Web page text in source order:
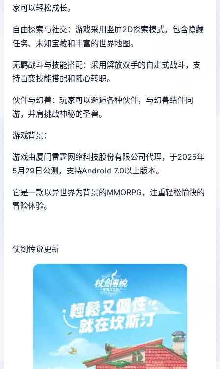
家可以轻松成长。
自由探索与社交：游戏采用竖屏2D探索模式，包含隐藏
任务、未知宝藏和丰富的世界地图。
无羁战斗与技能搭配：采用解放双手的自走式战斗，支
持百变技能搭配和随心转职。
伙伴与幻兽：玩家可以邂逅各种伙伴，与幻兽结伴同
游，并肩挑战神秘的圣兽。
游戏背景：
游戏由厦门雷霆网络科技股份有限公司代理，于2025年
5月29日公测，支持Android 7.0以上版本。
它是一款以异世界为背景的MMORPG，注重轻松愉快的
冒险体验。
仗剑传说更新